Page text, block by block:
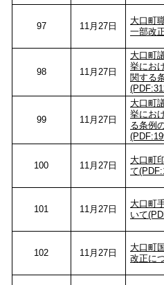
97 11月27日
大口町
一部改
98 11月27日
大口町
挙にお
関する
99 11月27日
大口町
挙にお
る条例
100 11月27日
大口町
て
101 11月27日
大口町
いて
102 11月27日
大口町
改正に